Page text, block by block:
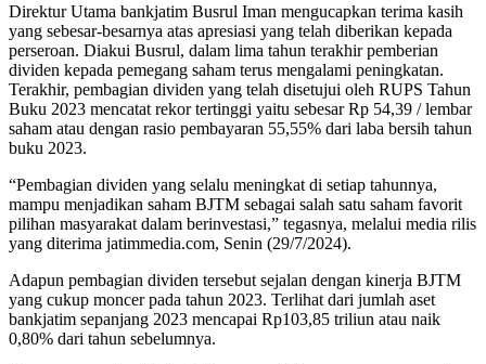
Direktur Utama bankjatim Busrul Iman mengucapkan terima kasih
yang sebesar-besarnya atas apresiasi yang telah diberikan kepada
perseroan. Diakui Busrul, dalam lima tahun terakhir pemberian
dividen kepada pemegang saham terus mengalami peningkatan.
Terakhir, pembagian dividen yang telah disetujui oleh RUPS Tahun
Buku 2023 mencatat rekor tertinggi yaitu sebesar Rp 54,39 / lembar
saham atau dengan rasio pembayaran 55,55% dari laba bersih tahun
buku 2023.
“Pembagian dividen yang selalu meningkat di setiap tahunnya,
mampu menjadikan saham BJTM sebagai salah satu saham favorit
pilihan masyarakat dalam berinvestasi,” tegasnya, melalui media rilis
yang diterima jatimmedia.com, Senin (29/7/2024).
Adapun pembagian dividen tersebut sejalan dengan kinerja BJTM
yang cukup moncer pada tahun 2023. Terlihat dari jumlah aset
bankjatim sepanjang 2023 mencapai Rp103,85 triliun atau naik
0,80% dari tahun sebelumnya.